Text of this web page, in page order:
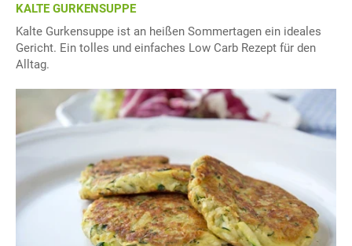
KALTE GURKENSUPPE
Kalte Gurkensuppe ist an heißen Sommertagen ein ideales
Gericht. Ein tolles und einfaches Low Carb Rezept für den
Alltag.